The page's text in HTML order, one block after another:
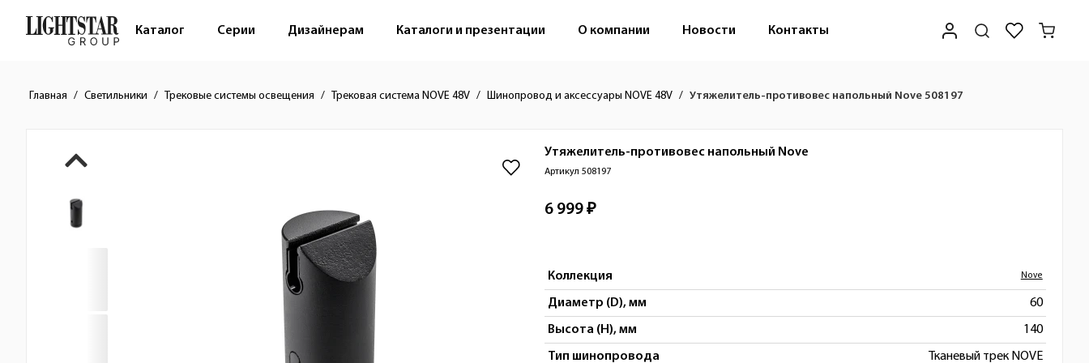
Каталог Серии Дизайнерам Каталоги и презентации О компании Новости Контакты
Главная Светильники Трековые системы освещения Трековая система NOVE 48V Шинопровод и аксессуары NOVE 48V Утяжелитель-противовес напольный Nove 508197
Краткое описание товара
Изображения товара Утяжелитель-противовес напольный Nove
Артикул 508197
Стоимость товара 6 999 ₽
Коллекция Nove
Диаметр (D), мм 60
Высота (H), мм 140
Тип шинопровода Тканевый трек NOVE